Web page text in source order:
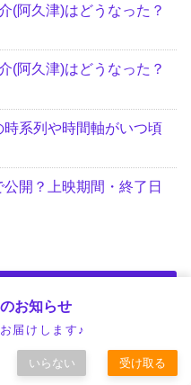
(阿久津)はどうなった？
(阿久津)はどうなった？
時系列や時間軸がいつ頃
公開？上映期間・終了日
お知らせ
届けします♪
いらない 受け取る